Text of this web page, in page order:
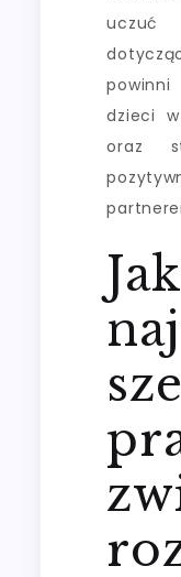
uczuć
dzieci
oraz